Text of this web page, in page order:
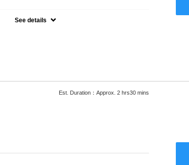
See details
Est. Duration：Approx. 2 hrs30 mins